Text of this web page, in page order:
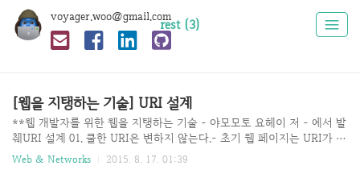
voyager.woo@gmail.comrest (3)
[웹을 지탱하는 기술] URI 설계
**웹 개발자를 위한 웹을 지탱하는 기술 - 야모모토 요헤이 저 - 에서 발
췌URI 설계 01. 쿨한 URI은 변하지 않는다.- 초기 웹 페이지는 URI가 변
하는 것이 일상다반사였다.- 고생해서 모아둔 링크들이 1년 후에는 절반
Web & Networks 2015. 8. 17. 01:39